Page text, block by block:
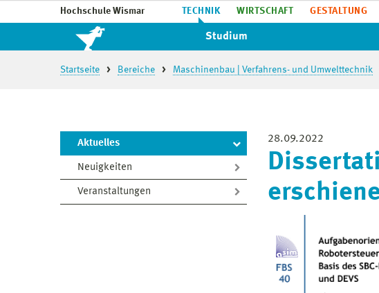
Hochschule Wismar TECHNIK WIRTSCHAFT GESTALTUNG
Studium
Startseite Bereiche Maschinenbau | Verfahrens- und Umwelttechnik
Aktuelles
Neuigkeiten
Veranstaltungen
28.09.2022